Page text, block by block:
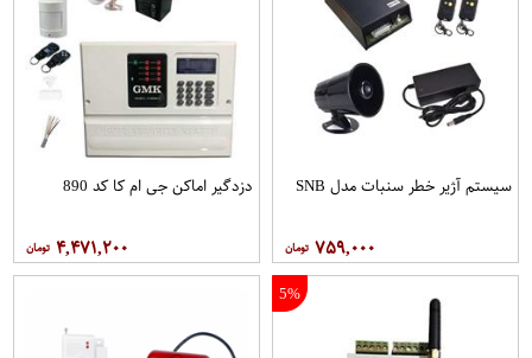
سیستم آژیر خطر سنبات مدل SNB
۷۵۹,۰۰۰
دزدگیر اماکن جی ام کا کد 890
۴,۴۷۱,۲۰۰
5%